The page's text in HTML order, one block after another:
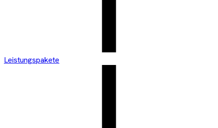
Leistungspakete